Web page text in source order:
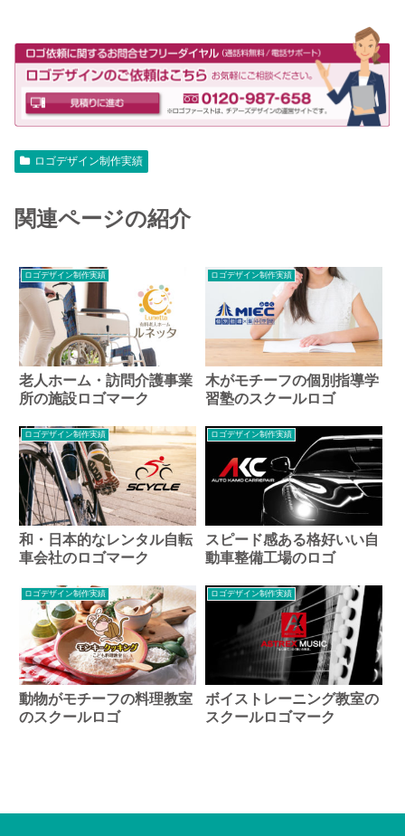
ロゴデザイン制作実績
関連ページの紹介
ロゴデザイン制作実績
老人ホーム・訪問介護事業
所の施設ロゴマーク
ロゴデザイン制作実績
木がモチーフの個別指導学
習塾のスクールロゴ
ロゴデザイン制作実績
和・日本的なレンタル自転
車会社のロゴマーク
ロゴデザイン制作実績
スピード感ある格好いい自
動車整備工場のロゴ
ロゴデザイン制作実績
動物がモチーフの料理教室
のスクールロゴ
ロゴデザイン制作実績
ボイストレーニング教室の
スクールロゴマーク